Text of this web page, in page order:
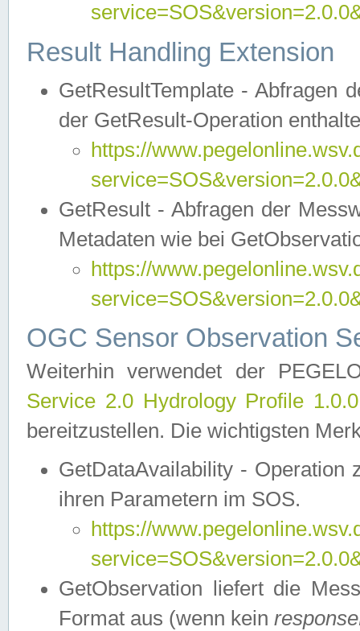
Result Handling Extension
GetResultTemplate - Abfragen
der GetResult-Operation
https://
GetResult - Abfragen der
Metadaten wie bei
https://
OGC Sensor Observation
Weiterhin verwendet der
Service 2.0 Hydrology Profile
bereitzustellen. Die wichtigsten
GetDataAvailability - Operation
ihren Parametern im SOS.
https://
GetObservation liefert die
Format aus (wenn kein